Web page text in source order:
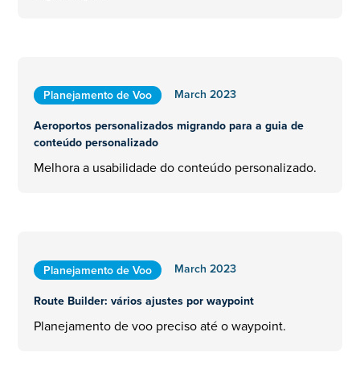
Planejamento de Voo
March 2023
Aeroportos personalizados migrando para a guia de
conteúdo personalizado
Melhora a usabilidade do conteúdo personalizado.
Planejamento de Voo
March 2023
Route Builder: vários ajustes por waypoint
Planejamento de voo preciso até o waypoint.